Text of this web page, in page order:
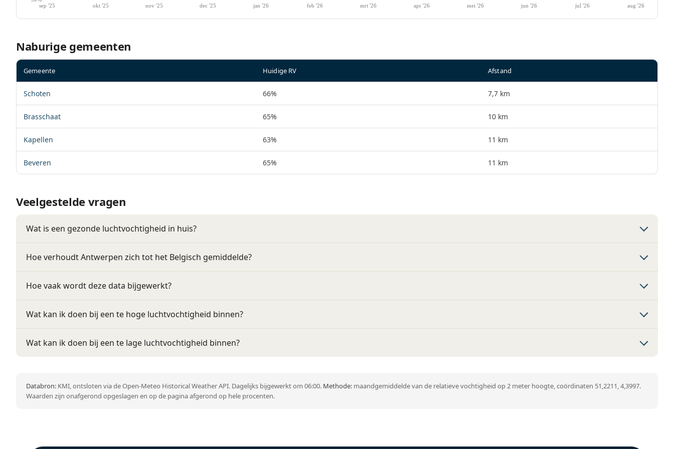
Naburige gemeenten
Gemeente Huidige RV Afstand
Schoten 66% 7,7 km
Brasschaat 65% 10 km
Kapellen 63% 11 km
Beveren 65% 11 km
Veelgestelde vragen
Wat is een gezonde luchtvochtigheid in huis?
Hoe verhoudt Antwerpen zich tot het Belgisch gemiddelde?
Hoe vaak wordt deze data bijgewerkt?
Wat kan ik doen bij een te hoge luchtvochtigheid binnen?
Wat kan ik doen bij een te lage luchtvochtigheid binnen?
Databron: KMI, ontsloten via de Open-Meteo Historical Weather API. Dagelijks bijgewerkt om 06:00. Methode: maandgemiddelde van de relatieve vochtigheid op 2 meter hoogte, coördinaten 51,2211, 4,3997.
Waarden zijn onafgerond opgeslagen en op de pagina afgerond op hele procenten.